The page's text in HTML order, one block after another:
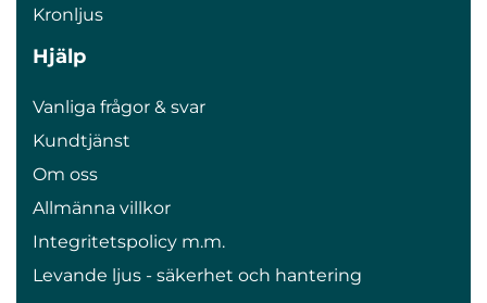
Kronljus
Hjälp
Vanliga frågor & svar
Kundtjänst
Om oss
Allmänna villkor
Integritetspolicy m.m.
Levande ljus - säkerhet och hantering